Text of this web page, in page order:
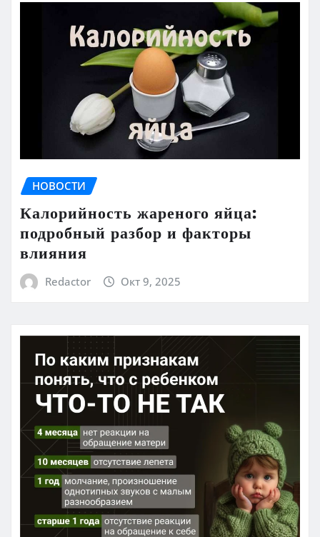
НОВОСТИ
Калорийность жареного яйца:
подробный разбор и факторы
влияния
Redactor Окт 9, 2025